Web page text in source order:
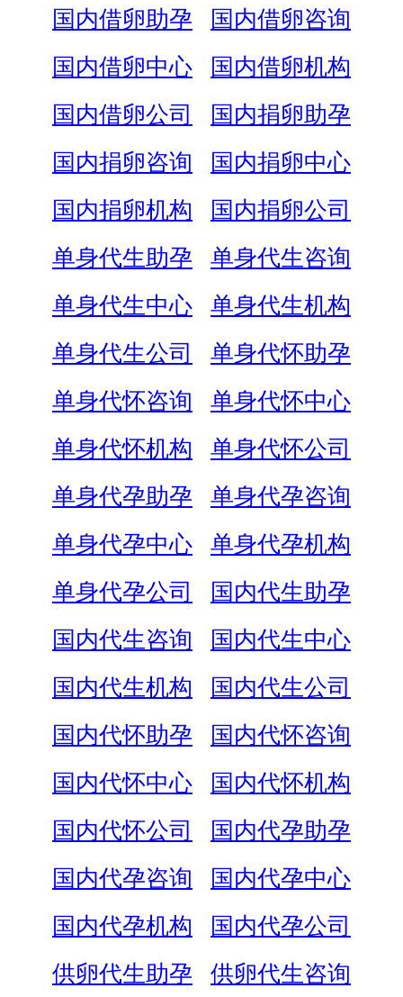
国内借卵助孕
国内借卵咨询
国内借卵中心
国内借卵机构
国内借卵公司
国内捐卵助孕
国内捐卵咨询
国内捐卵中心
国内捐卵机构
国内捐卵公司
单身代生助孕
单身代生咨询
单身代生中心
单身代生机构
单身代生公司
单身代怀助孕
单身代怀咨询
单身代怀中心
单身代怀机构
单身代怀公司
单身代孕助孕
单身代孕咨询
单身代孕中心
单身代孕机构
单身代孕公司
国内代生助孕
国内代生咨询
国内代生中心
国内代生机构
国内代生公司
国内代怀助孕
国内代怀咨询
国内代怀中心
国内代怀机构
国内代怀公司
国内代孕助孕
国内代孕咨询
国内代孕中心
国内代孕机构
国内代孕公司
供卵代生助孕
供卵代生咨询